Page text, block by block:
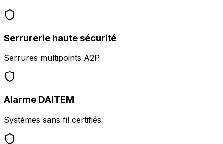
Serrurerie haute sécurité
Serrures multipoints A2P
Alarme DAITEM
Systèmes sans fil certifiés